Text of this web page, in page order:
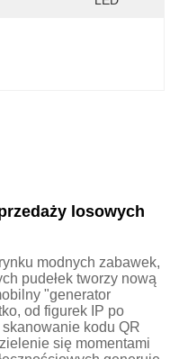
losowych
modnych zabawek,
pudełek tworzy nową
"generator
od figurek IP po
kodu QR
się momentami